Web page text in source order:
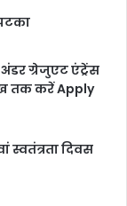
ग्रेजुएट एंट्रेंस
तक करें Apply
स्वतंत्रता दिवस